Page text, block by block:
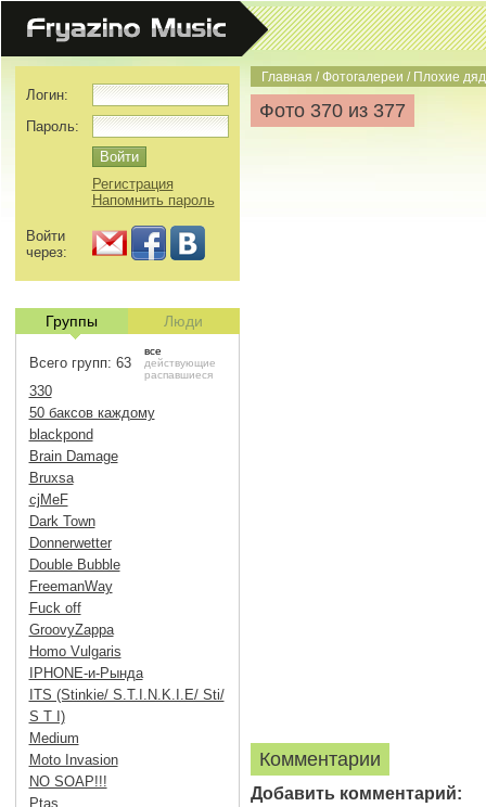
Главная /Фотогалереи / Плохие
Фото 370 из 377
Комментарии
Добавить комментарий:
Логин:
Пароль:
Регистрация
Напомнить пароль
Войти
через:
Группы Люди
Всего групп: 63
все
действующие
распавшиеся
330
50 баксов каждому
blackpond
Brain Damage
Bruxsa
cjMeF
Dark Town
Donnerwetter
Double Bubble
FreemanWay
Fuck off
GroovyZappa
Homo Vulgaris
IPHONE-и-Рында
ITS (Stinkie/ S.T.I.N.K.I.E/ Sti/
S T I)
Medium
Moto Invasion
NO SOAP!!!
Ptas